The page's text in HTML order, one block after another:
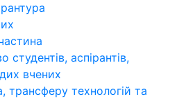
аспірантів,
вчених
трансферу технологій та